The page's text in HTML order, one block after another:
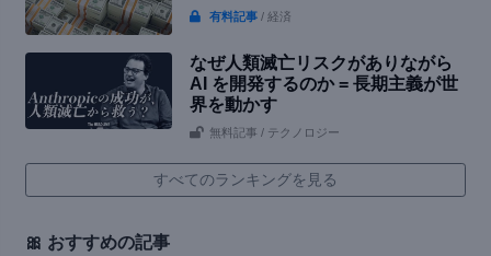
有料記事 / 経済
なぜ人類滅亡リスクがありながら
AI を開発するのか = 長期主義が世
界を動かす
無料記事 / テクノロジー
すべてのランキングを見る
🎀 おすすめの記事